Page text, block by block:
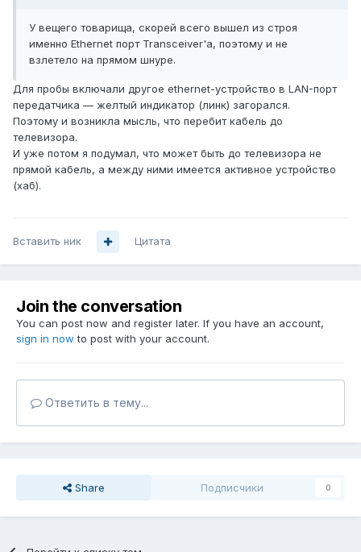
У вещего товарища, скорей всего вышел из строя
именно Ethernet порт Transceiver'а, поэтому и не
взлетело на прямом шнуре.
Для пробы включали другое ethernet-устройство в LAN-порт
передатчика — желтый индикатор (линк) загорался.
Поэтому и возникла мысль, что перебит кабель до
телевизора.
И уже потом я подумал, что может быть до телевизора не
прямой кабель, а между ними имеется активное устройство
(хаб).
Вставить ник Цитата
Join the conversation
You can post now and register later. If you have an account,
sign in now to post with your account.
Ответить в тему...
Share Подписчики 0